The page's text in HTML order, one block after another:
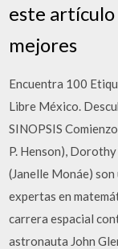
este
mejores
Encuentra 100
Libre México.
SINOPSIS
P. Henson),
(Janelle Monáe)
expertas en
carrera espacial
astronauta John